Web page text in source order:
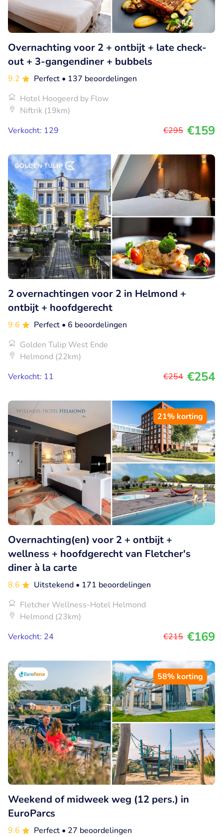
Overnachting voor 2 + ontbijt + late check-
out + 3-gangendiner + bubbels
9.2 Perfect • 137 beoordelingen
Hotel Hoogeerd by Flow
Niftrik (19km)
Verkocht: 129
€295 €159
2 overnachtingen voor 2 in Helmond +
ontbijt + hoofdgerecht
9.6 Perfect • 6 beoordelingen
Golden Tulip West Ende
Helmond (22km)
Verkocht: 11
€254 €254
21% korting
Overnachting(en) voor 2 + ontbijt +
wellness + hoofdgerecht van Fletcher's
diner à la carte
8.6 Uitstekend • 171 beoordelingen
Fletcher Wellness-Hotel Helmond
Helmond (23km)
Verkocht: 24
€215 €169
58% korting
Weekend of midweek weg (12 pers.) in
EuroParcs
9.6 Perfect • 27 beoordelingen